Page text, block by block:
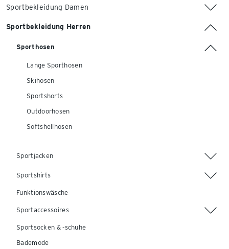
Sportbekleidung Damen
Sportbekleidung Herren
Sporthosen
Lange Sporthosen
Skihosen
Sportshorts
Outdoorhosen
Softshellhosen
Sportjacken
Sportshirts
Funktionswäsche
Sportaccessoires
Sportsocken & -schuhe
Bademode